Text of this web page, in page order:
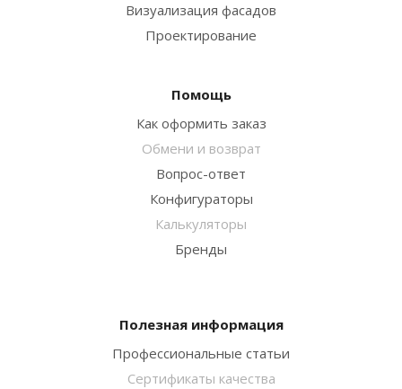
Визуализация фасадов
Проектирование
Помощь
Как оформить заказ
Обмени и возврат
Вопрос-ответ
Конфигураторы
Калькуляторы
Бренды
Полезная информация
Профессиональные статьи
Сертификаты качества